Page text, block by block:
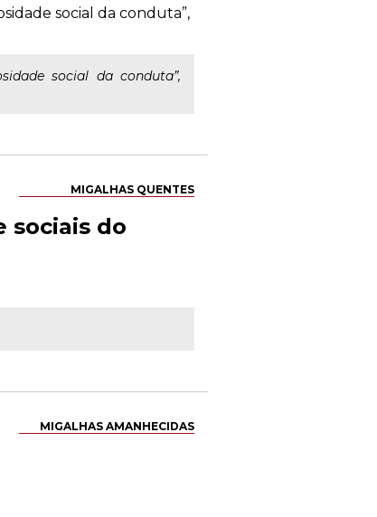
social da conduta”,
social da conduta”,
MIGALHAS QUENTES
sociais do
MIGALHAS AMANHECIDAS